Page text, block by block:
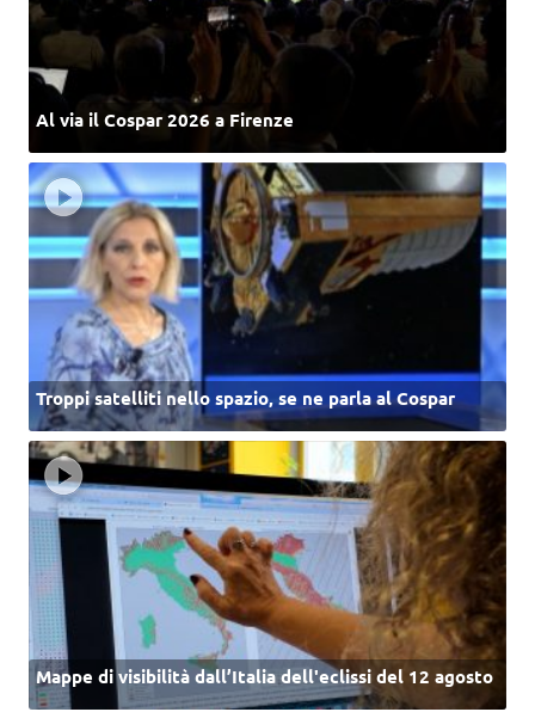
Al via il Cospar 2026 a Firenze
Troppi satelliti nello spazio, se ne parla al Cospar
Mappe di visibilità dall’Italia dell'eclissi del 12 agosto